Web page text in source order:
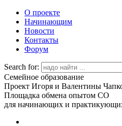
О проекте
Начинающим
Новости
Контакты
Форум
Search for:
Семейное образование
Проект Игоря и Валентины
Площадка обмена опытом СО
для начинающих и